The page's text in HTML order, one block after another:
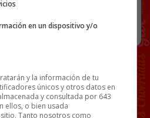
en un dispositivo y/o
y la información de tu
únicos y otros datos en
y consultada por 643
ellos, o bien usada
Tanto nosotros como